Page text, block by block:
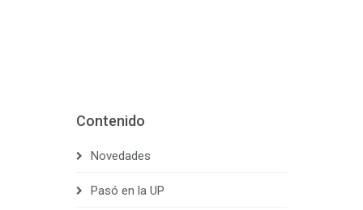
Contenido
Novedades
Pasó en la UP